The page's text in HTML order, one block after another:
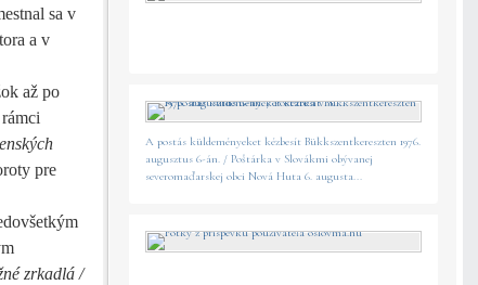
sa v
a v
až po
pre
zrkadlá /
A postás küldeményeket kézbesít Bükkszentkereszten 1976.
augusztus 6-án. / Poštárka v Slovákmi obývanej
severomaďarskej obci Nová Huta 6. augusta...